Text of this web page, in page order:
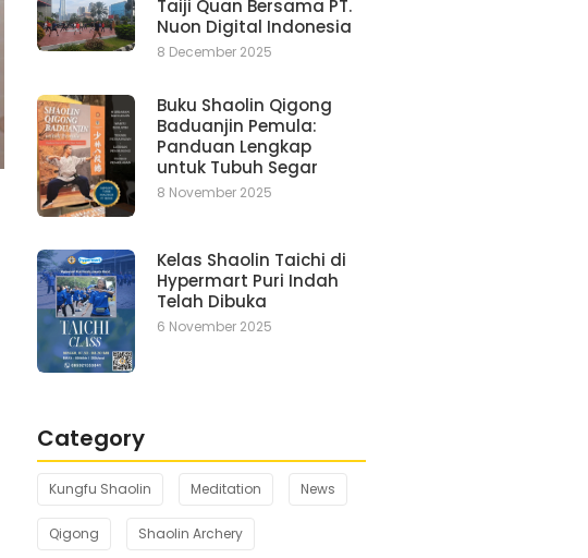
Taiji Quan Bersama PT.
Nuon Digital Indonesia
8 December 2025
Buku Shaolin Qigong
Baduanjin Pemula:
Panduan Lengkap
untuk Tubuh Segar
8 November 2025
Kelas Shaolin Taichi di
Hypermart Puri Indah
Telah Dibuka
6 November 2025
Category
Kungfu Shaolin Meditation News
Qigong Shaolin Archery